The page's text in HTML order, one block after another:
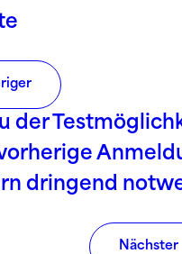
der
dringend
Nächster